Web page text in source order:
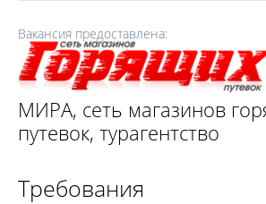
Вакансия предоставлена:
МИРА, сеть магазинов
путевок, турагентство
Требования